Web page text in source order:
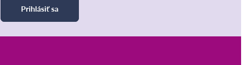
Prihlásiť sa